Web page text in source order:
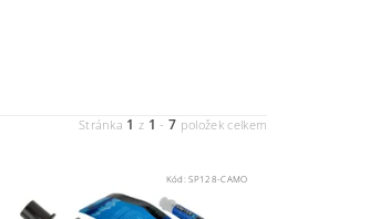
Stránka 1 z 1 -7 položek celkem
Kód:SP128-CAMO